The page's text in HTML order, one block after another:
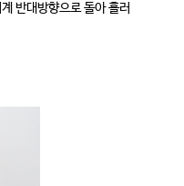
반대방향으로 돌아 흘러